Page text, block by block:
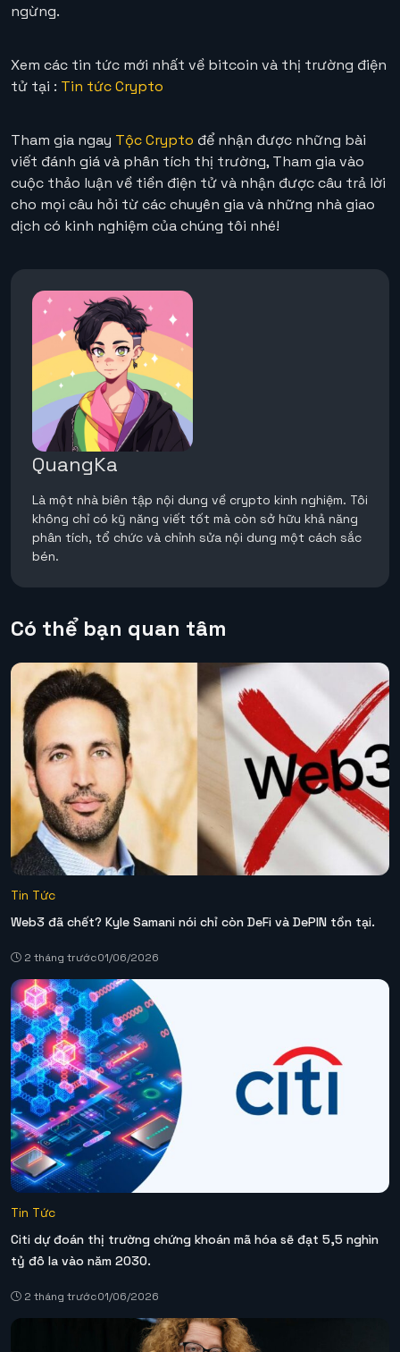
ngừng.
Xem các tin tức mới nhất về bitcoin và thị trường điện
tử tại : Tin tức Crypto
Tham gia ngay Tộc Crypto để nhận được những bài
viết đánh giá và phân tích thị trường, Tham gia vào
cuộc thảo luận về tiền điện tử và nhận được câu trả lời
cho mọi câu hỏi từ các chuyên gia và những nhà giao
dịch có kinh nghiệm của chúng tôi nhé!
QuangKa
Là một nhà biên tập nội dung về crypto kinh nghiệm. Tôi
không chỉ có kỹ năng viết tốt mà còn sở hữu khả năng
phân tích, tổ chức và chỉnh sửa nội dung một cách sắc
bén.
Có thể bạn quan tâm
Tin Tức
Web3 đã chết? Kyle Samani nói chỉ còn DeFi và DePIN tồn tại.
2 tháng trước01/06/2026
Tin Tức
Citi dự đoán thị trường chứng khoán mã hóa sẽ đạt 5,5 nghìn
tỷ đô la vào năm 2030.
2 tháng trước01/06/2026